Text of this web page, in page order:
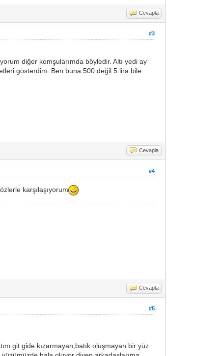
Cevapla
#3
diğer komşularımda böyledir. Altı yedi ay
gösterdim. Ben buna 500 değil 5 lira bile
Cevapla
#4
karşılaşıyorum
Cevapla
#5
git gide kızarmayan,batık oluşmayan bir yüz